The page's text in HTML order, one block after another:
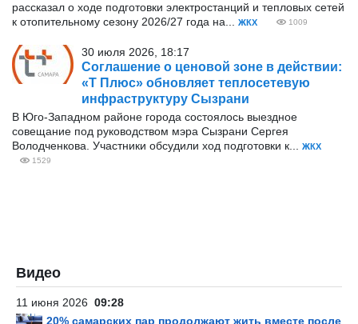
рассказал о ходе подготовки электростанций и тепловых сетей
к отопительному сезону 2026/27 года на...
ЖКХ 1009
30 июля 2026, 18:17
Соглашение о ценовой зоне в действии:
«Т Плюс» обновляет теплосетевую
инфраструктуру Сызрани
В Юго-Западном районе города состоялось выездное
совещание под руководством мэра Сызрани Сергея
Володченкова. Участники обсудили ход подготовки к...
ЖКХ
1529
Видео
11 июня 2026 09:28
20% самарских пар продолжают жить вместе после